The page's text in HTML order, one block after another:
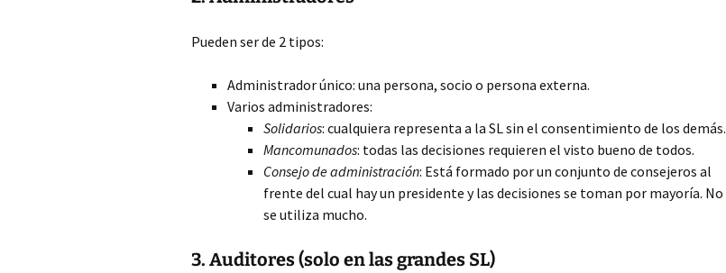
Pueden ser de 2 tipos:
Administrador único: una persona, socio o persona externa.
Varios administradores:
Solidarios: cualquiera representa a la SL sin el consentimiento de los demás.
Mancomunados: todas las decisiones requieren el visto bueno de todos.
Consejo de administración: Está formado por un conjunto de consejeros al
frente del cual hay un presidente y las decisiones se toman por mayoría. No
se utiliza mucho.
3. Auditores (solo en las grandes SL)